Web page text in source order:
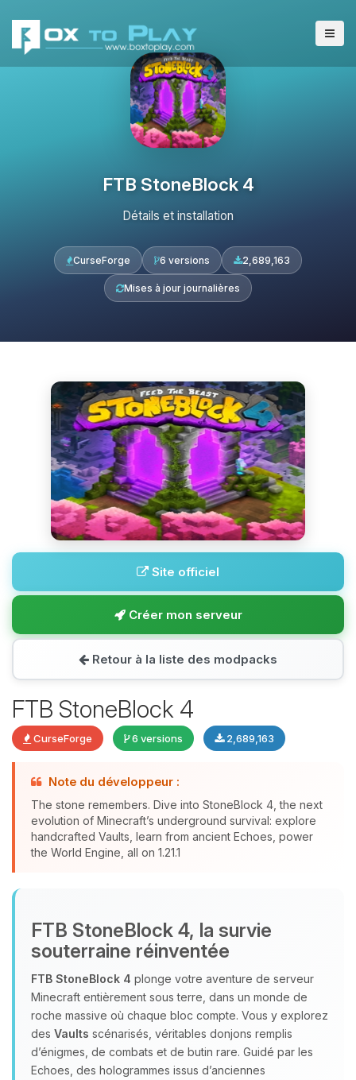
FTB StoneBlock 4
Détails et installation
CurseForge 6 versions 2,689,163
Mises à jour journalières
Site officiel
Créer mon serveur
Retour à la liste des modpacks
FTB StoneBlock 4
CurseForge 6 versions 2,689,163
Note du développeur :
The stone remembers. Dive into StoneBlock 4, the next
evolution of Minecraft’s underground survival: explore
handcrafted Vaults, learn from ancient Echoes, power
the World Engine, all on 1.21.1
FTB StoneBlock 4, la survie
souterraine réinventée
FTB StoneBlock 4 plonge votre aventure de serveur
Minecraft entièrement sous terre, dans un monde de
roche massive où chaque bloc compte. Vous y explorez
des Vaults scénarisés, véritables donjons remplis
d’énigmes, de combats et de butin rare. Guidé par les
Echoes, des hologrammes issus d’anciennes
Youpi, enfin quelqu’un pour me
parler ! Moi c’est Choupy, ton petit
06/08/2026 à 05:28